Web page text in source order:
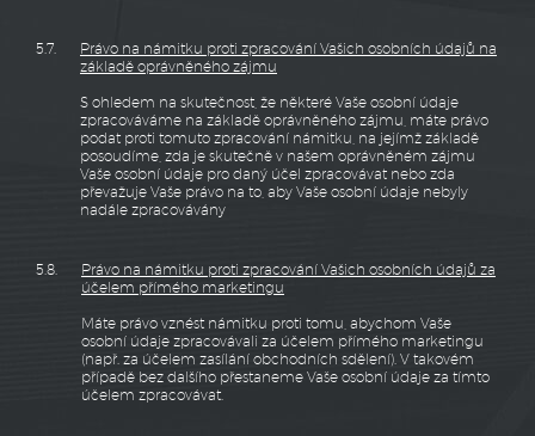
5.7.
Právo na námitku proti zpracování Vašich osobních údajů na
základě oprávněného zájmu
S ohledem na skutečnost, že některé Vaše osobní údaje
zpracováváme na základě oprávněného zájmu, máte právo
podat proti tomuto zpracování námitku, na jejímž základě
posoudíme, zda je skutečně v našem oprávněném zájmu
Vaše osobní údaje pro daný účel zpracovávat nebo zda
převažuje Vaše právo na to, aby Vaše osobní údaje nebyly
nadále zpracovávány
5.8.
Právo na námitku proti zpracování Vašich osobních údajů za
účelem přímého marketingu
Máte právo vznést námitku proti tomu, abychom Vaše
osobní údaje zpracovávali za účelem přímého marketingu
(např. za účelem zasílání obchodních sdělení). V takovém
případě bez dalšího přestaneme Vaše osobní údaje za tímto
účelem zpracovávat.